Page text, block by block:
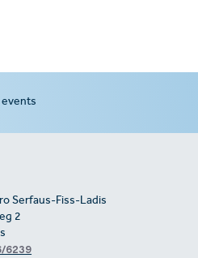
events
Serfaus-Fiss-Ladis
2
6239